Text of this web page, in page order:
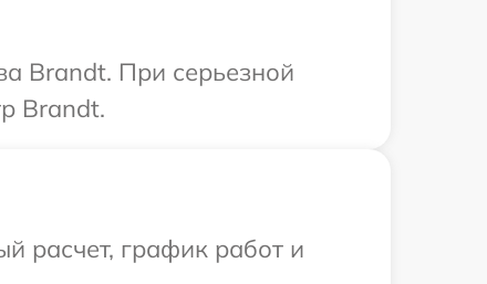
Brandt. При серьезной
Brandt.
расчет, график работ и